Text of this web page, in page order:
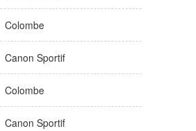
Colombe
Canon Sportif
Colombe
Canon Sportif